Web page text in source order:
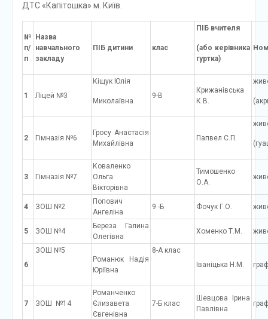
ДТС «Капітошка» м. Київ.
№
п/
п
Назва
навчального
закладу
ПІБ дитини клас
ПІБ вчителя
(або керівника
гуртка)
1 Ліцей №3
Кіщук Юлія
Миколаївна
9-В
Крижанівська
К.В.
2 Гімназія №6
Гросу Анастасія
Михайлівна
Папвел С.П.
3 Гімназія №7
Коваленко
Ольга
Вікторівна
Тимошенко
О.А.
4 ЗОШ №2
Попович
Ангеліна
9 -Б Фочук Г.О.
5 ЗОШ №4
Береза Галина
Олегівна
Хоменко Т.М.
6
ЗОШ №5
Романюк Надія
Юріївна
8-А клас
Іваніцька Н.М.
7 ЗОШ №14
Романченко
Єлизавета
Євгенівна
7-Б клас
Шевцова Ірина
Павлівна